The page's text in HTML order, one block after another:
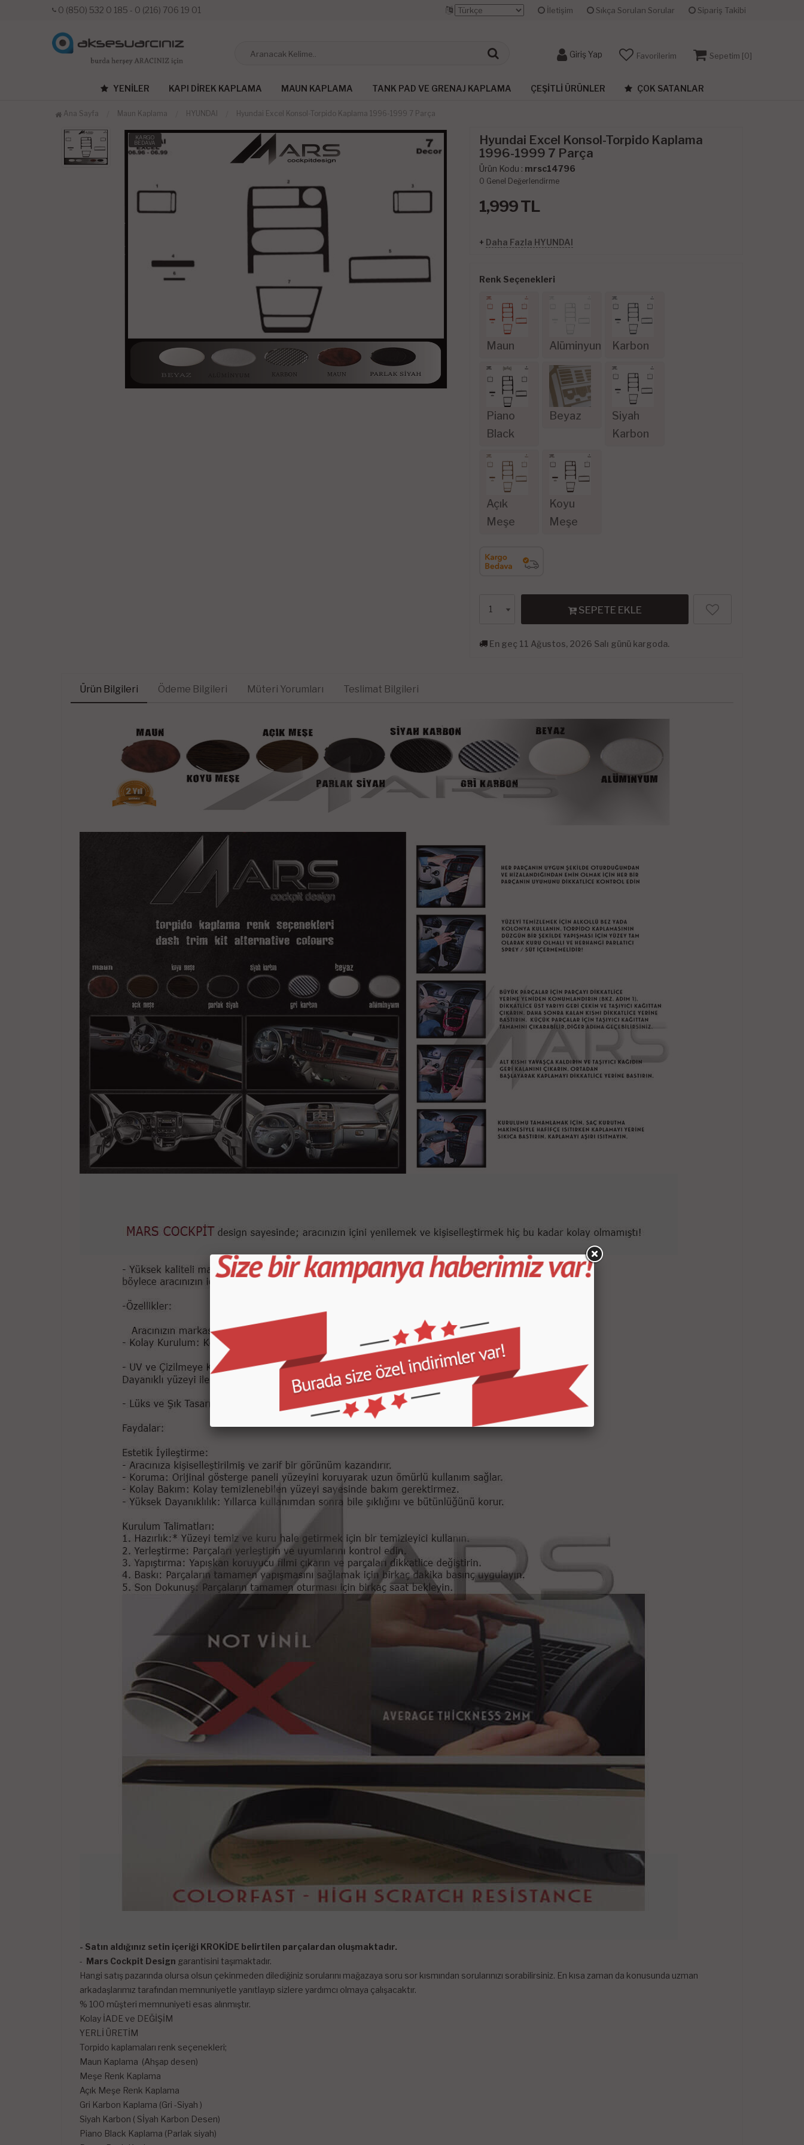
0 (850) 532 0 185 - 0 (216) 706 19 01 İletişim Sıkça Sorulan Sorular Sipariş Takibi
Giriş Yap Favorilerim Sepetim [0]
YENILER KAPI DIREK KAPLAMA MAUN KAPLAMA TANK PAD VE GRENAJ KAPLAMA ÇEŞITLI ÜRÜNLER ÇOK SATANLAR
Ana Sayfa Maun Kaplama HYUNDAI Hyundai Excel Konsol-Torpido Kaplama 1996-1999 7 Parça
KARGO
BEDAVA
Hyundai Excel Konsol-Torpido Kaplama
1996-1999 7 Parça
Ürün Kodu : mrsc14796
0 Genel Değerlendirme
1,999TL
+ Daha Fazla HYUNDAI
Renk Seçenekleri
Maun Alüminyum Karbon
Piano
Black
Beyaz
Siyah
Karbon
Açık
Meşe
Koyu
Meşe
SEPETE EKLE
En geç 11 Ağustos, 2026 Salı günü kargoda.
Ürün Bilgileri Ödeme Bilgileri Müteri Yorumları Teslimat Bilgileri
- Satın aldığınız setin içeriği KROKİDE belirtilen parçalardan oluşmaktadır.
- Mars Cockpit Design garantisini taşımaktadır.
Hangi satış pazarında olursa olsun çekinmeden dilediğiniz sorularını mağazaya soru sor kısmından sorularınızı sorabilirsiniz. En kısa zaman da konusunda uzman
arkadaşlarımız tarafından memnuniyetle yanıtlayıp sizlere yardımcı olmaya çalışacaktır.
% 100 müşteri memnuniyeti esas alınmıştır.
Kolay İADE ve DEĞİŞİM
YERLİ ÜRETİM
Torpido kaplamaları renk seçenekleri;
Maun Kaplama (Ahşap desen)
Meşe Renk Kaplama
Açık Meşe Renk Kaplama
Gri Karbon Kaplama (Gri -Siyah )
Siyah Karbon ( Sİyah Karbon Desen)
Piano Black Kaplama (Parlak siyah)